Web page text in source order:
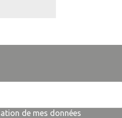
de mes données